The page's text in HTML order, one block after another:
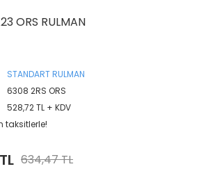
ORS RULMAN
STANDART RULMAN
6308 2RS ORS
528,72 TL + KDV
taksitlerle!
634,47 TL